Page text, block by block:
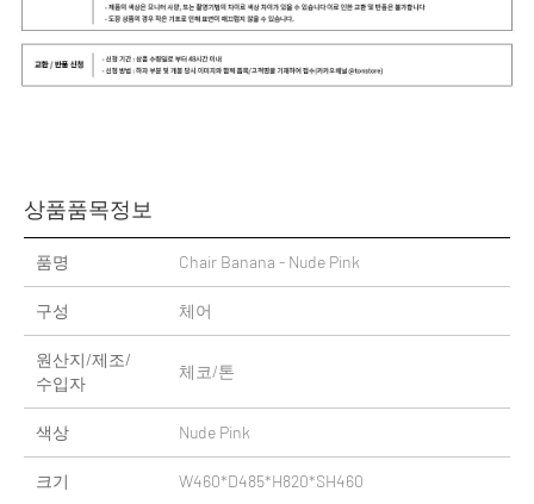
상품품목정보
품명 Chair Banana - Nude Pink
구성 체어
원산지/제조/
수입자
체코/톤
색상 Nude Pink
크기 W460*D485*H820*SH460